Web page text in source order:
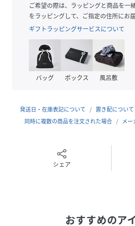
●サイズ
36サイズ：22.5cm
37サイズ：23.5cm
38サイズ：24.5cm
本体：豚革
底：合成底
--------------------
【お買い物をもっと便利に楽しく♪】
だけが対象となる、あなただけのタ
ご希望の際は、ラッピングと商品を一
をラッピングして、ご指定の住所にお届
ギフトラッピングサービスについて
バッグ ボックス 風呂敷
発送日・在庫表記について 置き配について
同時に複数の商品を注文された場合
メー
シェア
おすすめのア